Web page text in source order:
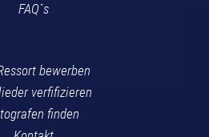
FAQ´s
bewerben
verfifizieren
finden